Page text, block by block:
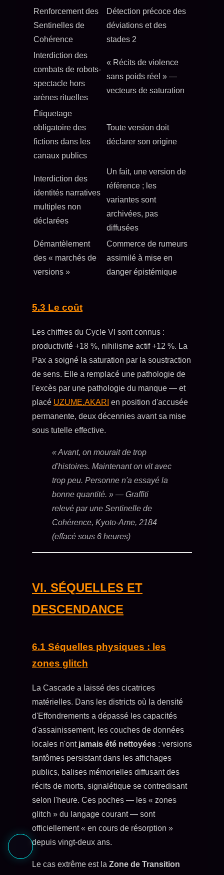
Renforcement des
Sentinelles de
Cohérence
Détection précoce des
déviations et des
stades 2
Interdiction des
combats de robots-
spectacle hors
arènes rituelles
« Récits de violence
sans poids réel » —
vecteurs de saturation
Étiquetage
obligatoire des
fictions dans les
canaux publics
Toute version doit
déclarer son origine
Interdiction des
identités narratives
multiples non
déclarées
Un fait, une version de
référence ; les
variantes sont
archivées, pas
diffusées
Démantèlement
des « marchés de
versions »
Commerce de rumeurs
assimilé à mise en
danger épistémique
5.3 Le coût
Les chiffres du Cycle VI sont connus :
productivité +18 %, nihilisme actif +12 %. La
Pax a soigné la saturation par la soustraction
de sens. Elle a remplacé une pathologie de
l'excès par une pathologie du manque — et
placé UZUME.AKARI en position d'accusée
permanente, deux décennies avant sa mise
sous tutelle effective.
« Avant, on mourait de trop
d'histoires. Maintenant on vit avec
trop peu. Personne n'a essayé la
bonne quantité. » — Graffiti
relevé par une Sentinelle de
Cohérence, Kyoto-Ame, 2184
(effacé sous 6 heures)
VI. SÉQUELLES ET
DESCENDANCE
6.1 Séquelles physiques : les
zones glitch
La Cascade a laissé des cicatrices
matérielles. Dans les districts où la densité
d'Effondrements a dépassé les capacités
d'assainissement, les couches de données
locales n'ont jamais été nettoyées : versions
fantômes persistant dans les affichages
publics, balises mémorielles diffusant des
récits de morts, signalétique se contredisant
selon l'heure. Ces poches — les « zones
glitch » du langage courant — sont
officiellement « en cours de résorption »
depuis vingt-deux ans.
Le cas extrême est la Zone de Transition